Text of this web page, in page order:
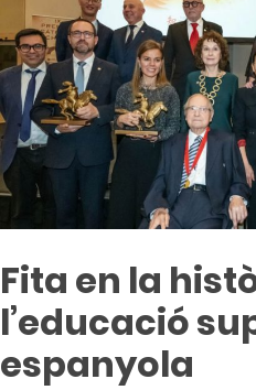
Fita en la
l’educació
espanyola